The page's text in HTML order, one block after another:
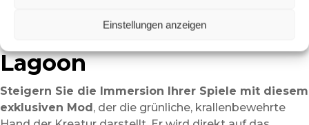
Einstellungen anzeigen
Creature from the Black
Lagoon
Steigern Sie die Immersion Ihrer Spiele mit diesem
exklusiven Mod, der die grünliche, krallenbewehrte